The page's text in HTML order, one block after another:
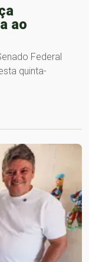
ao
Federal
quinta-